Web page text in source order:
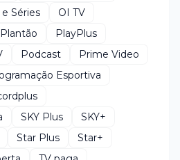
Séries
OI TV
Plantão
PlayPlus
Podcast
Prime Video
Esportiva
SKY Plus
SKY+
Star Plus
Star+